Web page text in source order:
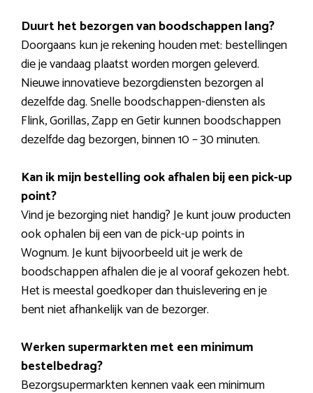
Duurt het bezorgen van boodschappen lang?
Doorgaans kun je rekening houden met: bestellingen
die je vandaag plaatst worden morgen geleverd.
Nieuwe innovatieve bezorgdiensten bezorgen al
dezelfde dag. Snelle boodschappen-diensten als
Flink, Gorillas, Zapp en Getir kunnen boodschappen
dezelfde dag bezorgen, binnen 10 – 30 minuten.
Kan ik mijn bestelling ook afhalen bij een pick-up
point?
Vind je bezorging niet handig? Je kunt jouw producten
ook ophalen bij een van de pick-up points in
Wognum. Je kunt bijvoorbeeld uit je werk de
boodschappen afhalen die je al vooraf gekozen hebt.
Het is meestal goedkoper dan thuislevering en je
bent niet afhankelijk van de bezorger.
Werken supermarkten met een minimum
bestelbedrag?
Bezorgsupermarkten kennen vaak een minimum